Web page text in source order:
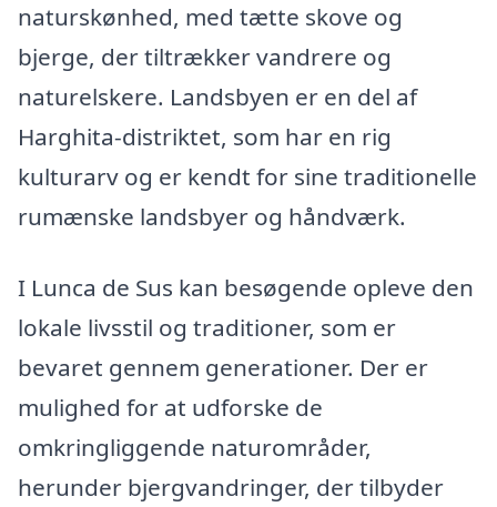
naturskønhed, med tætte skove og
bjerge, der tiltrækker vandrere og
naturelskere. Landsbyen er en del af
Harghita-distriktet, som har en rig
kulturarv og er kendt for sine traditionelle
rumænske landsbyer og håndværk.
I Lunca de Sus kan besøgende opleve den
lokale livsstil og traditioner, som er
bevaret gennem generationer. Der er
mulighed for at udforske de
omkringliggende naturområder,
herunder bjergvandringer, der tilbyder